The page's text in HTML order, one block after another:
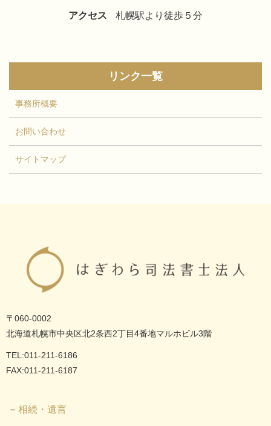
アクセス 札幌駅より徒歩５分
リンク一覧
事務所概要
お問い合わせ
サイトマップ
〒060-0002
北海道札幌市中央区北2条西2丁目4番地マルホビル3階
TEL:011-211-6186
FAX:011-211-6187
相続・遺言